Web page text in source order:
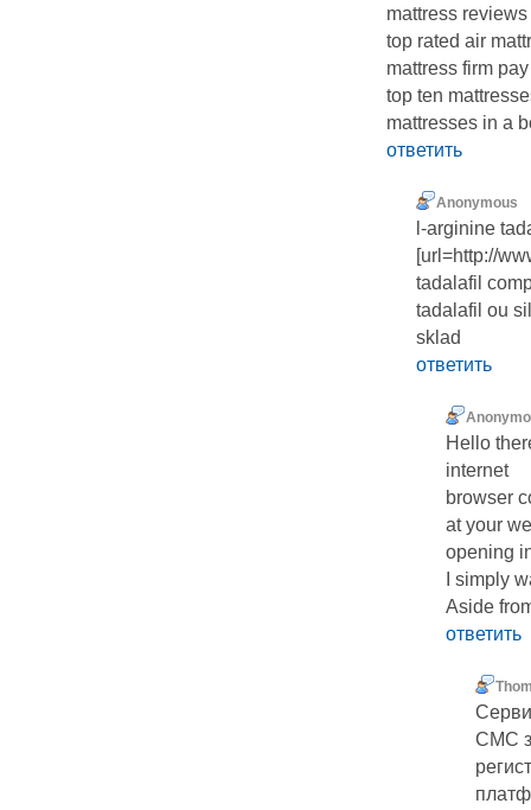
mattress
top rated air
mattress firm
top ten
mattresses in a
ответить
Anonymous
l-arginine
[url=http://
tadalafil
tadalafil ou
sklad
ответить
Hello
internet
browser
at your
opening
I simply
Aside
ответить
СМС